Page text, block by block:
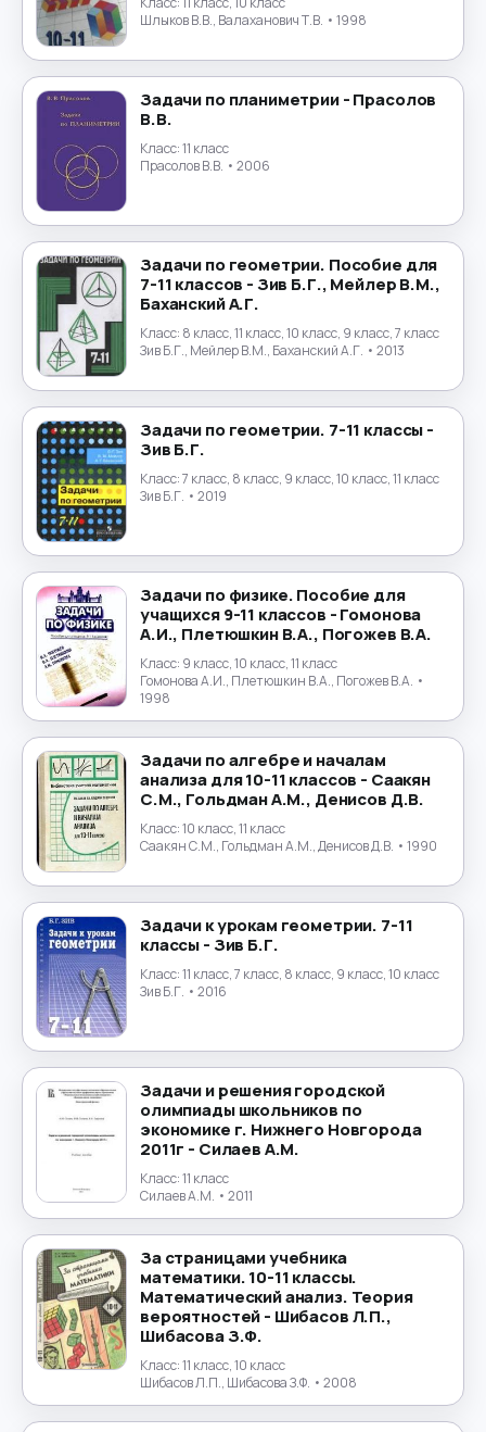
Физика
Финансы
Финский язык
Французский язык →
Химия →
Черчение →
Чешский язык
Шведский язык →
Экология →
Экономика
Юриспруденция
Японский язык →
Шлыков В.В., Валаханович Т.В. • 1998
Задачи по планиметрии - Прасолов
В.В.
Класс:11 класс
Прасолов В.В. • 2006
Задачи по геометрии. Пособие для
7-11 классов - Зив Б.Г., Мейлер В.М.,
Баханский А.Г.
Класс: 8 класс, 11 класс, 10 класс, 9 класс, 7 класс
Зив Б.Г., Мейлер В.М., Баханский А.Г. • 2013
Задачи по геометрии. 7-11 классы -
Зив Б.Г.
Класс:7 класс, 8 класс, 9 класс, 10 класс, 11 класс
Зив Б.Г. • 2019
Задачи по физике. Пособие для
учащихся 9-11 классов - Гомонова
А.И., Плетюшкин В.А., Погожев В.А.
Класс: 9 класс, 10 класс, 11 класс
Гомонова А.И., Плетюшкин В.А., Погожев В.А. •
1998
Задачи по алгебре и началам
анализа для 10-11 классов - Саакян
С.М., Гольдман А.М., Денисов Д.В.
Класс:10 класс, 11 класс
Саакян С.М., Гольдман А.М., Денисов Д.В. • 1990
Задачи к урокам геометрии. 7-11
классы - Зив Б.Г.
Класс:11 класс, 7 класс, 8 класс, 9 класс, 10 класс
Зив Б.Г. • 2016
Задачи и решения городской
олимпиады школьников по
экономике г. Нижнего Новгорода
2011г - Силаев А.М.
Класс:11 класс
Силаев А.М. • 2011
За страницами учебника
математики. 10-11 классы.
Математический анализ. Теория
вероятностей - Шибасов Л.П.,
Шибасова З.Ф.
Класс:11 класс, 10 класс
Шибасов Л.П., Шибасова З.Ф. • 2008